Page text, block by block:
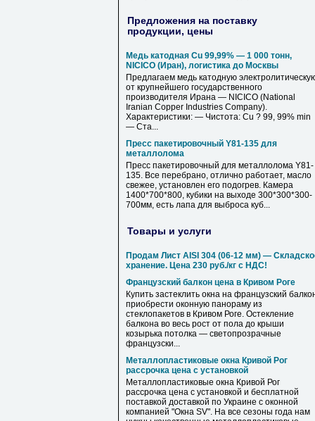
Предложения на поставку
продукции, цены
Медь катодная Cu 99,99% — 1 000 тонн,
NICICO (Иран), логистика до Москвы
Предлагаем медь катодную
от крупнейшего государственного
производителя Ирана — NICICO (National
Iranian Copper Industries Company).
Характеристики: — Чистота: Cu ? 99, 99% min
— Ста...
Пресс пакетировочный Y81-135 для
металлолома
Пресс пакетировочный для металлолома Y81-
135. Все перебрано, отлично работает, масло
свежее, установлен его подогрев. Камера
1400*700*800, кубики на выходе 300*300*300-
700мм, есть лапа для выброса куб...
Товары и услуги
Продам Лист AISI 304 (06-12 мм) —
хранение. Цена 230 руб./кг с НДС!
Французский балкон цена в Кривом Роге
Купить застеклить окна на французский
приобрести оконную панораму из
стеклопакетов в Кривом Роге. Остекление
балкона во весь рост от пола до крыши
козырька потолка — светопрозрачные
французски...
Металлопластиковые окна Кривой Рог
рассрочка цена с установкой
Металлопластиковые окна Кривой Рог
рассрочка цена с установкой и бесплатной
поставкой доставкой по Украине с оконной
компанией "Окна SV". На все сезоны года нам